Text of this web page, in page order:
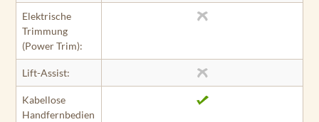
Elektrische
Trimmung
(Power Trim):
Lift-Assist:
Kabellose
Handfernbedien